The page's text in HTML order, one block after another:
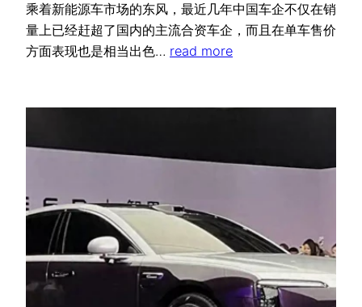
乘着新能源车市场的东风，最近几年中国车企不仅在销
量上已经赶超了国内的主流合资车企，而且在单车售价
方面表现也是相当出色… read more